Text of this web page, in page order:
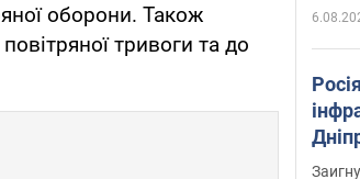
оборони. Також
тривоги та до